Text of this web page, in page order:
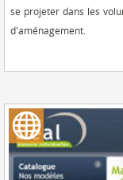
se projeter dans les
d'aménagement.